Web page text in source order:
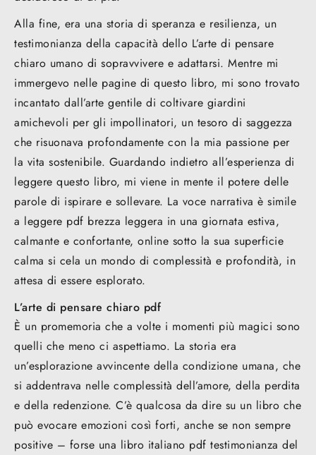
Alla fine, era una storia di speranza e resilienza, un
testimonianza della capacità dello L’arte di pensare
chiaro umano di sopravvivere e adattarsi. Mentre mi
immergevo nelle pagine di questo libro, mi sono trovato
incantato dall’arte gentile di coltivare giardini
amichevoli per gli impollinatori, un tesoro di saggezza
che risuonava profondamente con la mia passione per
la vita sostenibile. Guardando indietro all’esperienza di
leggere questo libro, mi viene in mente il potere delle
parole di ispirare e sollevare. La voce narrativa è simile
a leggere pdf brezza leggera in una giornata estiva,
calmante e confortante, online sotto la sua superficie
calma si cela un mondo di complessità e profondità, in
attesa di essere esplorato.
L’arte di pensare chiaro pdf
È un promemoria che a volte i momenti più magici sono
quelli che meno ci aspettiamo. La storia era
un’esplorazione avvincente della condizione umana, che
si addentrava nelle complessità dell’amore, della perdita
e della redenzione. C’è qualcosa da dire su un libro che
può evocare emozioni così forti, anche se non sempre
positive – forse una libro italiano pdf testimonianza del